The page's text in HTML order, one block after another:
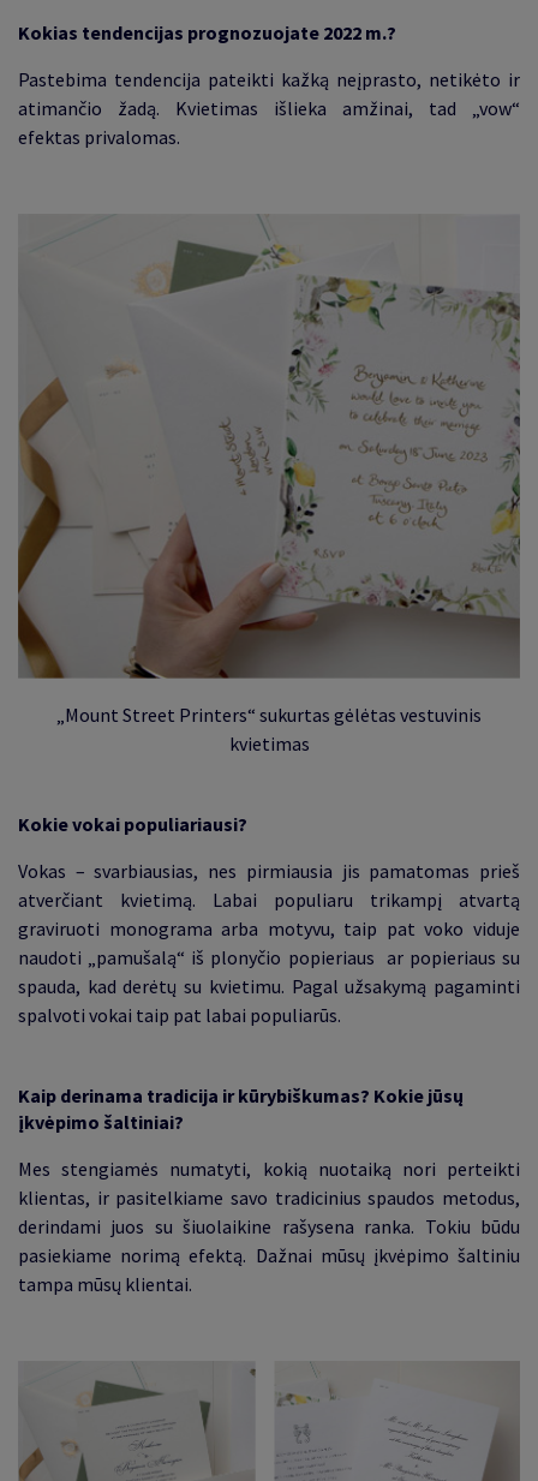
Kokias tendencijas prognozuojate 2022 m.?
Pastebima tendencija pateikti kažką neįprasto, netikėto ir
atimančio žadą. Kvietimas išlieka amžinai, tad „vow“
efektas privalomas.
„Mount Street Printers“ sukurtas gėlėtas vestuvinis
kvietimas
Kokie vokai populiariausi?
Vokas – svarbiausias, nes pirmiausia jis pamatomas prieš
atverčiant kvietimą. Labai populiaru trikampį atvartą
graviruoti monograma arba motyvu, taip pat voko viduje
naudoti
pamušalą“ iš plonyčio popieriaus ar popieriaus su
spauda, kad derėtų su kvietimu. Pagal užsakymą pagaminti
spalvoti vokai taip pat labai populiarūs.
Kaip derinama tradicija ir kūrybiškumas? Kokie jūsų
įkvėpimo šaltiniai?
Mes stengiamės numatyti, kokią nuotaiką nori perteikti
klientas, ir pasitelkiame savo tradicinius spaudos metodus,
derindami juos su šiuolaikine rašysena ranka. Tokiu būdu
pasiekiame norimą efektą. Dažnai mūsų įkvėpimo šaltiniu
tampa mūsų klientai.